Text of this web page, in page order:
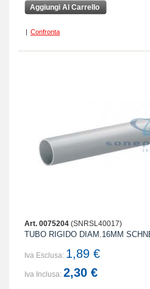
Aggiungi Al Carrello
| Confronta
Art. 0075204 (SNRSL40017)
TUBO RIGIDO DIAM.16MM
Iva Esclusa: 1,89 €
Iva Inclusa: 2,30 €